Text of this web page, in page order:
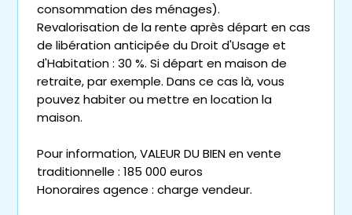
consommation des ménages).
Revalorisation de la rente après départ en cas
de libération anticipée du Droit d'Usage et
d'Habitation : 30 %. Si départ en maison de
retraite, par exemple. Dans ce cas là, vous
pouvez habiter ou mettre en location la
maison.
Pour information, VALEUR DU BIEN en vente
traditionnelle : 185 000 euros
Honoraires agence : charge vendeur.